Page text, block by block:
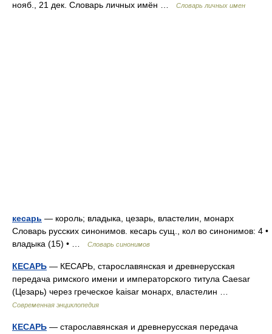
нояб., 21 дек. Словарь личных имён …
Словарь личных имен
кесарь — король; владыка, цезарь, властелин, монарх
Словарь русских синонимов. кесарь сущ., кол во синонимов: 4 •
владыка (15) • …
Словарь синонимов
КЕСАРЬ — КЕСАРЬ, старославянская и древнерусская
передача римского имени и императорского титула Caesar
(Цезарь) через греческое kaisar монарх, властелин …
Современная энциклопедия
КЕСАРЬ — старославянская и древнерусская передача